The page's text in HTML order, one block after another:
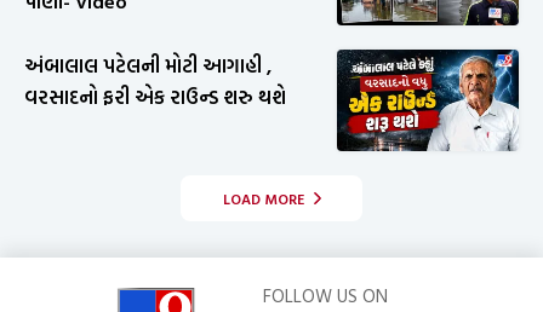
અંબાલાલ પટેલની મોટી આગાહી ,
વરસાદનો ફરી એક રાઉન્ડ શરુ થશે
LOAD MORE
FOLLOW US ON